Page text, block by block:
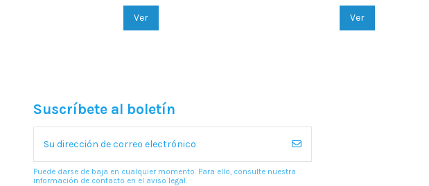
Ver
Ver
Suscríbete al boletín
Puede darse de baja en cualquier momento. Para ello, consulte nuestra
información de contacto en el aviso legal.